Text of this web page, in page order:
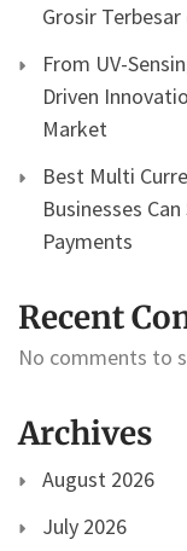
Grosir
From UV-
Driven
Market
Best Multi
Businesses
Payments
Recent
No comments to
Archives
August 2026
July 2026